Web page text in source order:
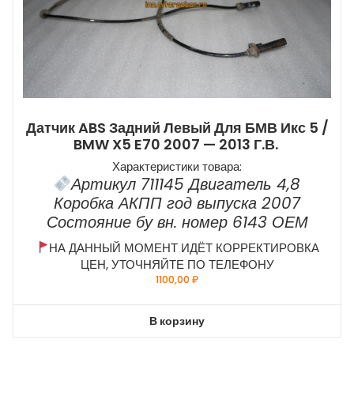
Датчик ABS Задний Левый Для БМВ Икс 5 /
BMW X5 E70 2007 — 2013 Г.в.
Характеристики товара:
Артикул 711145 Двигатель 4,8
Коробка АКПП год выпуска 2007
Состояние бу вн. номер 6143 ОЕМ
НА ДАННЫЙ МОМЕНТ ИДЁТ КОРРЕКТИРОВКА
ЦЕН, УТОЧНЯЙТЕ ПО ТЕЛЕФОНУ
1100,00₽
В корзину